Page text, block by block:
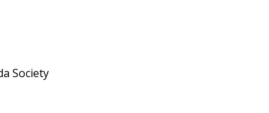
Society